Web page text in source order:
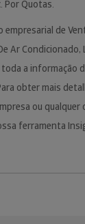
Por Quotas.
empresarial de
Ar Condicionado,
toda a informação
obter mais
ou qualquer
ferramenta